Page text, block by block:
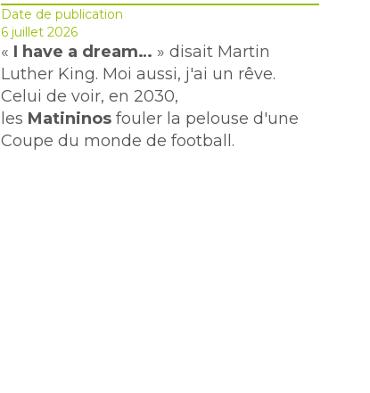
Date de publication
6 juillet 2026
« I have a dream… » disait Martin
Luther King. Moi aussi, j'ai un rêve.
Celui de voir, en 2030,
les Matininos fouler la pelouse d'une
Coupe du monde de football.